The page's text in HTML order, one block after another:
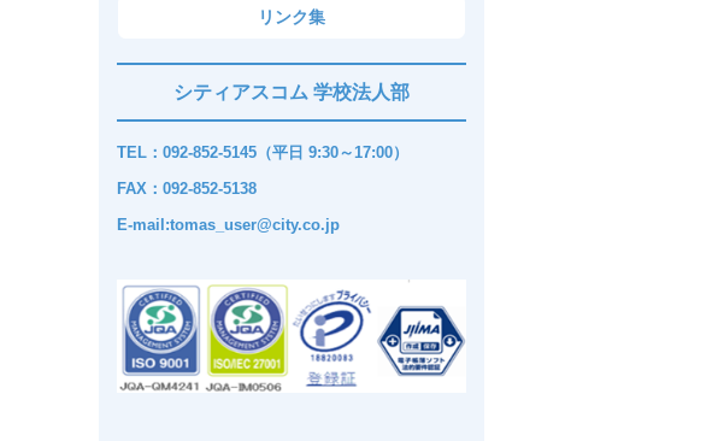
リンク集
シティアスコム 学校法人部
TEL：092-852-5145（平日 9:30～17:00）
FAX：092-852-5138
E-mail:tomas_user@city.co.jp